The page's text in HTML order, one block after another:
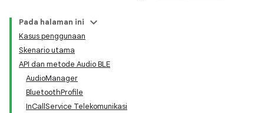
Pada halaman ini
Kasus penggunaan
Skenario utama
API dan metode Audio BLE
AudioManager
BluetoothProfile
InCallService Telekomunikasi